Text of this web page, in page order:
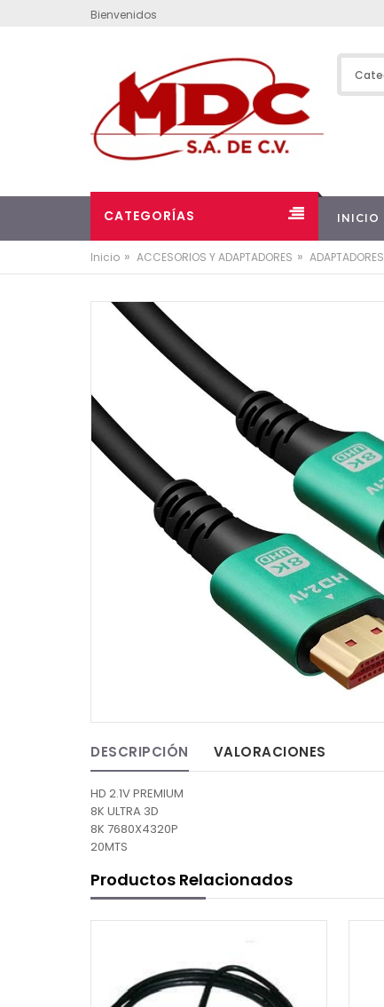
Bienvenidos
CATEGORÍAS INICIO
Inicio » ACCESORIOS Y ADAPTADORES » ADAPTADORES
DESCRIPCIÓN VALORACIONES
HD 2.1V PREMIUM
8K ULTRA 3D
8K 7680X4320P
20MTS
Productos Relacionados